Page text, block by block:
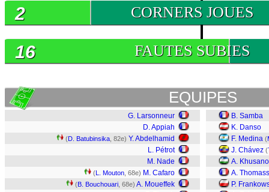
CORNERS JOUES
2
FAUTES SUBIES
16
EQUIPES
G. Larsonneur
D. Appiah
(D. Batubinsika , 82e) Y. Abdelhamid
L. Pétrot
M. Nade
(L. Mouton , 68e) M. Cafaro
(B. Bouchouari , 68e) A. Moueffek
B. Samba
K. Danso
F. Medina (
J. Chávez (
A.
A.
P.